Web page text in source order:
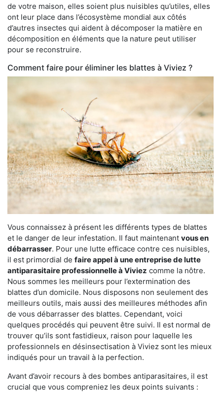
de votre maison, elles soient plus nuisibles qu’utiles, elles
ont leur place dans l’écosystème mondial aux côtés
d’autres insectes qui aident à décomposer la matière en
décomposition en éléments que la nature peut utiliser
pour se reconstruire.
Comment faire pour éliminer les blattes à Viviez ?
Vous connaissez à présent les différents types de blattes
et le danger de leur infestation. Il faut maintenant vous en
débarrasser. Pour une lutte efficace contre ces nuisibles,
il est primordial de faire appel à une entreprise de lutte
antiparasitaire professionnelle à Viviez comme la nôtre.
Nous sommes les meilleurs pour l’extermination des
blattes d’un domicile. Nous disposons non seulement des
meilleurs outils, mais aussi des meilleures méthodes afin
de vous débarrasser des blattes. Cependant, voici
quelques procédés qui peuvent être suivi. Il est normal de
trouver qu’ils sont fastidieux, raison pour laquelle les
professionnels en désinsectisation à Viviez sont les mieux
indiqués pour un travail à la perfection.
Avant d’avoir recours à des bombes antiparasitaires, il est
crucial que vous compreniez les deux points suivants :